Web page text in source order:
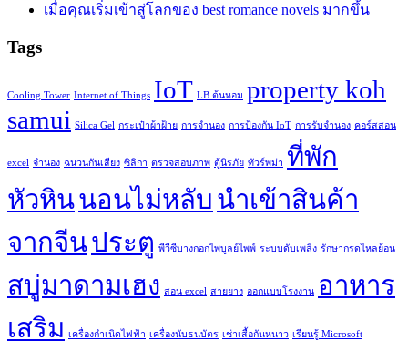
เมื่อคุณเริ่มเข้าสู่โลกของ best romance novels มากขึ้น
Tags
Cooling Tower Internet of Things IoT LB ต้นหอม property koh
samui Silica Gel กระเป๋าผ้าฝ้าย การจำนอง การป้องกัน IoT การรับจำนอง คอร์สสอน
excel จำนอง ฉนวนกันเสียง ซิลิกา ตรวจสอบภาพ ตู้นิรภัย ทัวร์พม่า ที่พัก
หัวหินนอนไม่หลับ นำเข้าสินค้า
จากจีนประตู พีวีซีบางกอกไพบูลย์ไพพ์ ระบบดับเพลิง รักษากรดไหลย้อน
สบู่มาดามเฮง สอน excel สายยาง ออกแบบโรงงาน อาหาร
เสริม เครื่องกำเนิดไฟฟ้า เครื่องนับธนบัตร เช่าเสื้อกันหนาว เรียนรู้ Microsoft